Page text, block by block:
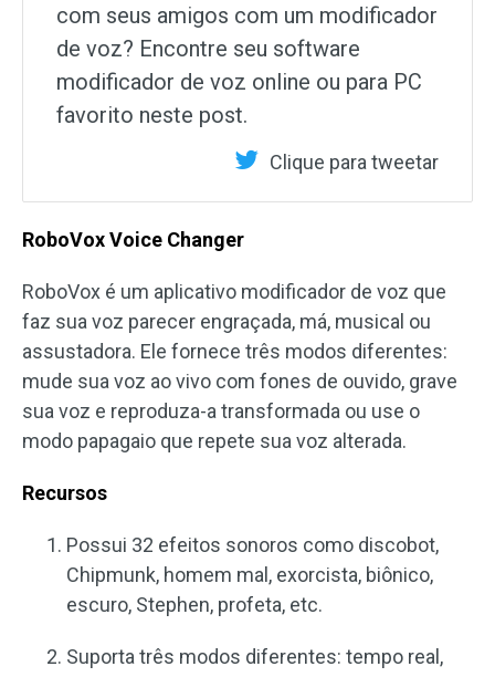
com seus amigos com um modificador
de voz? Encontre seu software
modificador de voz online ou para PC
favorito neste post.
Clique para tweetar
RoboVox Voice Changer
RoboVox é um aplicativo modificador de voz que
faz sua voz parecer engraçada, má, musical ou
assustadora. Ele fornece três modos diferentes:
mude sua voz ao vivo com fones de ouvido, grave
sua voz e reproduza-a transformada ou use o
modo papagaio que repete sua voz alterada.
Recursos
Possui 32 efeitos sonoros como discobot,
Chipmunk, homem mal, exorcista, biônico,
escuro, Stephen, profeta, etc.
Suporta três modos diferentes: tempo real,